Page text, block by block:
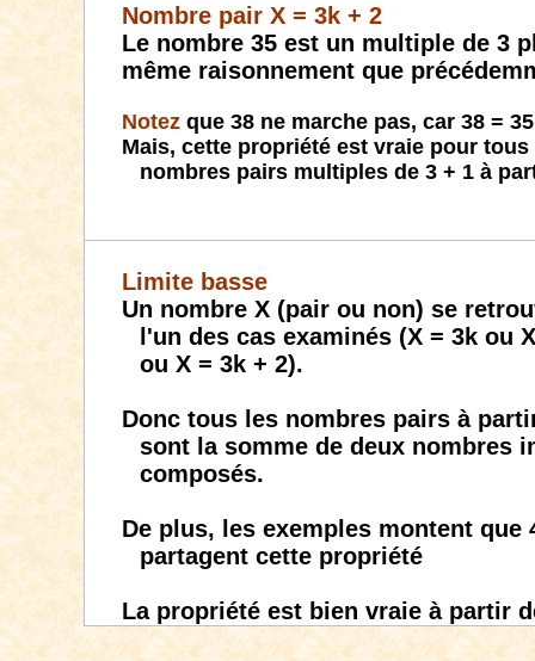
Nombre pair X = 3k + 2
Le nombre 35 est un multiple de 3
même raisonnement que
Notezque 38 ne marche pas, car 38 =
Mais, cette propriété est vraie pour tous
nombres pairs multiples de 3 + 1 à
Limite basse
Un nombre X (pair ou non) se
l'un des cas examinés (X = 3k ou
ou X = 3k + 2).
Donc tous les nombres pairs à
sont la somme de deux nombres
composés.
De plus, les exemples montent que
partagent cette propriété
La propriété est bien vraie à partir